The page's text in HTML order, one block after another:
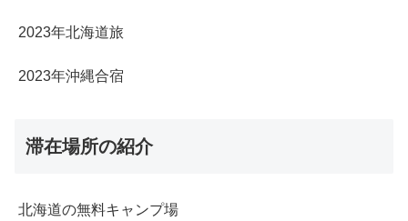
2023年北海道旅
2023年沖縄合宿
滞在場所の紹介
北海道の無料キャンプ場